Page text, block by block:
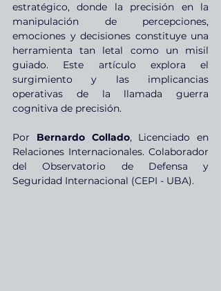
estratégico, donde la precisión en la
manipulación de percepciones,
emociones y decisiones constituye una
herramienta tan letal como un misil
guiado. Este artículo explora el
surgimiento y las implicancias
operativas de la llamada guerra
cognitiva de precisión.
Por Bernardo Collado, Licenciado en
Relaciones Internacionales. Colaborador
del Observatorio de Defensa y
Seguridad Internacional (CEPI - UBA).